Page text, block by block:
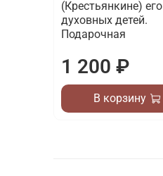
(Крестьянкине) его
духовных детей.
Подарочная
1 200 ₽
В корзину